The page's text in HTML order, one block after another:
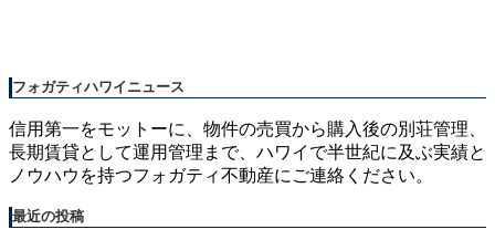
フォガティハワイニュース
信用第一をモットーに、物件の売買から購入後の別荘管理、
長期賃貸として運用管理まで、ハワイで半世紀に及ぶ実績と
ノウハウを持つフォガティ不動産にご連絡ください。
最近の投稿